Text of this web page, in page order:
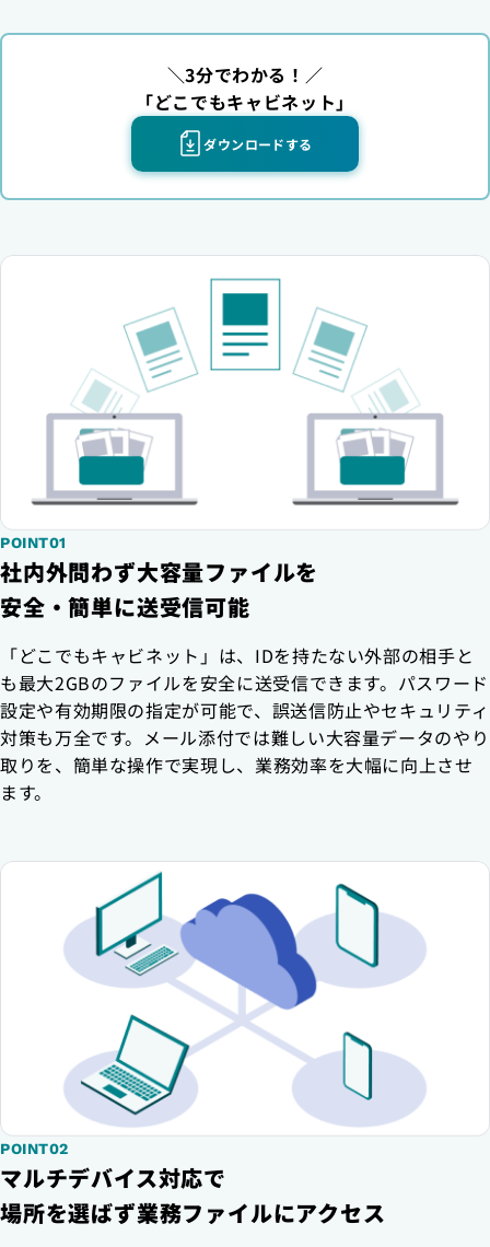
＼3分でわかる！／
「どこでもキャビネット」
ダウンロードする
POINT01
社内外問わず大容量ファイルを
安全・簡単に送受信可能
「どこでもキャビネット」は、IDを持たない外部の相手と
も最大2GBのファイルを安全に送受信できます。パスワード
設定や有効期限の指定が可能で、誤送信防止やセキュリティ
対策も万全です。メール添付では難しい大容量データのやり
取りを、簡単な操作で実現し、業務効率を大幅に向上させ
ます。
POINT02
マルチデバイス対応で
場所を選ばず業務ファイルにアクセス